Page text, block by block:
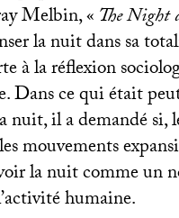
Melbin, «The Night
la nuit dans sa
à la réflexion
Dans ce qui était
nuit, il a demandé si,
mouvements
la nuit comme un
humaine.